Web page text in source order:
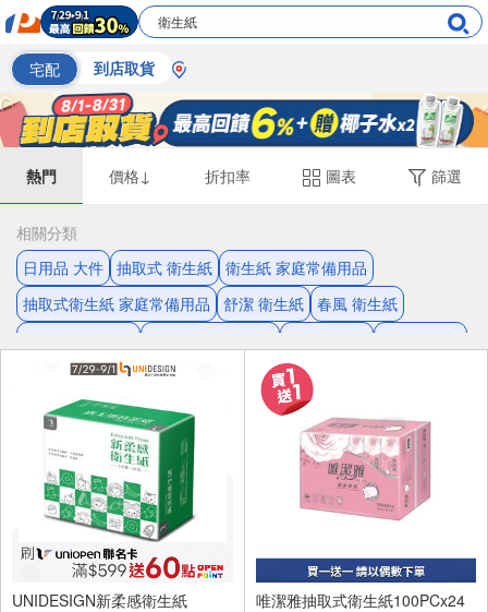
宅配 到店取貨
熱門 價格↓ 折扣率 圖表 篩選
相關分類
日用品 大件 抽取式 衛生紙 衛生紙 家庭常備用品
抽取式衛生紙 家庭常備用品
舒潔 衛生紙 春風 衛生紙
UNIDESIGN新柔感衛生紙
唯潔雅抽取式衛生紙100PCx24